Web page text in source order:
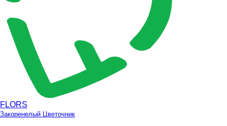
FLORS
Закоренелый Цветочник